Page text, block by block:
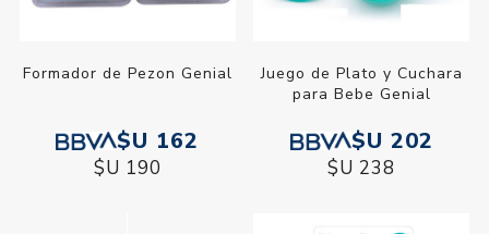
Formador de Pezon Genial
$U 162
$U 190
Juego de Plato y Cuchara
para Bebe Genial
$U 202
$U 238